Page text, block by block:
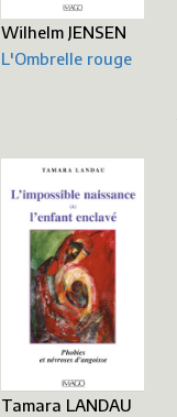
Wilhelm JENSEN
L'Ombrelle rouge
Tamara LANDAU